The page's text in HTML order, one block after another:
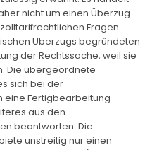
nicht um einen Überzug.
Fragen
Überzugs begründeten
der Rechtssache, weil sie
Die übergeordnete
sich bei der
Fertigbearbeitung
aus den
beantworten. Die
unstreitig nur einen